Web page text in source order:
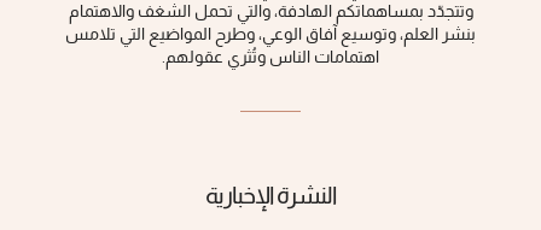
وتتجدّد بمساهماتكم الهادفة، والتي تحمل الشغف والاهتمام
بنشر العلم، وتوسيع آفاق الوعي، ‏وطرح المواضيع التي تلامس
اهتمامات الناس وتُثري عقولهم‎.‎
النشرة الإخبارية